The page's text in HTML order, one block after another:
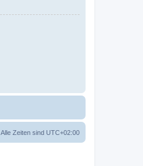
Alle Zeiten sind UTC+02:00